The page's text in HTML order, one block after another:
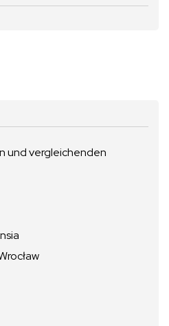
und vergleichenden